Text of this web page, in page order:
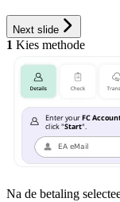
Next slide
1 Kies methode
Na de betaling